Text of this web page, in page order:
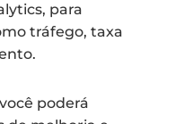
para
tráfego, taxa
poderá